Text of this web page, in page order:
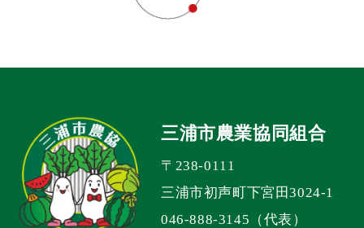
三浦市農業協同組合
〒238-0111
三浦市初声町下宮田3024-1
046-888-3145（代表）